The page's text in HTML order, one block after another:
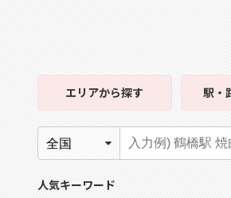
エリアから探す 駅・
人気キーワード